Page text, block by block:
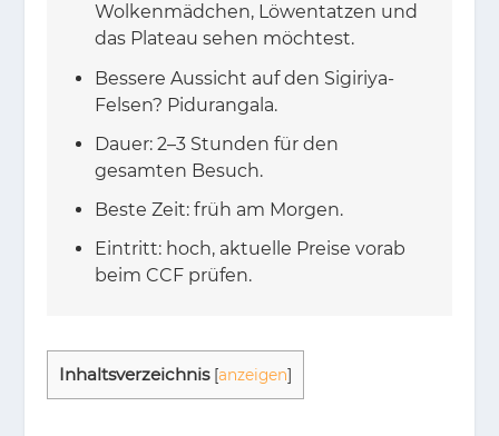
Wolkenmädchen, Löwentatzen und
das Plateau sehen möchtest.
Bessere Aussicht auf den Sigiriya-
Felsen? Pidurangala.
Dauer: 2–3 Stunden für den
gesamten Besuch.
Beste Zeit: früh am Morgen.
Eintritt: hoch, aktuelle Preise vorab
beim CCF prüfen.
In­halts­ver­zeich­nis [anzeigen]